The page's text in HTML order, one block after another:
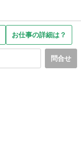
お仕事の詳細は？
問合せ